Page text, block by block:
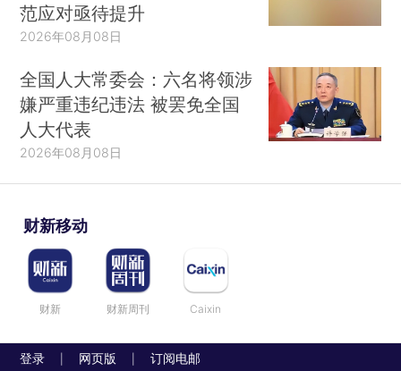
范应对亟待提升
2026年08月08日
全国人大常委会：六名将领涉
嫌严重违纪违法 被罢免全国
人大代表
2026年08月08日
财新移动
财新 财新周刊 Caixin
登录 网页版 订阅电邮